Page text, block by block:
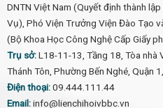
DNTN Việt Nam (Quyết định thành
Vụ), Phó Viện Trưởng Viện Đào Tạo
(Bộ Khoa Học Công Nghệ Cấp Giấy
Trụ sở:L18-11-13, Tầng 18, Tòa nhà
Thánh Tôn, Phường Bến Nghé, Quận
Điện thoại:09.444.111.44
Email:info@lienchihoivbbc.vn